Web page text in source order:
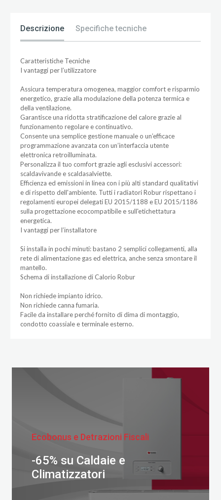
Descrizione Specifiche tecniche
Caratteristiche Tecniche
I vantaggi per l’utilizzatore
Assicura temperatura omogenea, maggior comfort e risparmio
energetico, grazie alla modulazione della potenza termica e
della ventilazione.
Garantisce una ridotta stratificazione del calore grazie al
funzionamento regolare e continuativo.
Consente una semplice gestione manuale o un’efficace
programmazione avanzata con un’interfaccia utente
elettronica retroilluminata.
Personalizza il tuo comfort grazie agli esclusivi accessori:
scaldavivande e scaldasalviette.
Efficienza ed emissioni in linea con i più alti standard qualitativi
e di rispetto dell'ambiente. Tutti i radiatori Robur rispettano i
regolamenti europei delegati EU 2015/1188 e EU 2015/1186
sulla progettazione ecocompatibile e sull'etichettatura
energetica.
I vantaggi per l’installatore
Si installa in pochi minuti: bastano 2 semplici collegamenti, alla
rete di alimentazione gas ed elettrica, anche senza smontare il
mantello.
Schema di installazione di Calorio Robur
Non richiede impianto idrico.
Non richiede canna fumaria.
Facile da installare perché fornito di dima di montaggio,
condotto coassiale e terminale esterno.
Ecobonus e Detrazioni Fiscali
-65% su Caldaie e
Climatizzatori